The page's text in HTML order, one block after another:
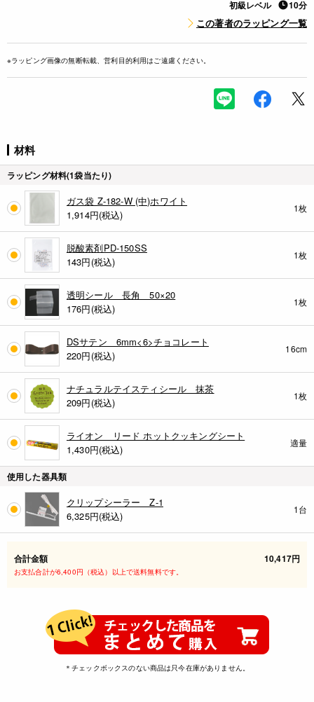
初級レベル 10分
この著者のラッピング一覧
※ラッピング画像の無断転載、営利目的利用はご遠慮ください。
材料
ラッピング材料(1袋当たり)
ガス袋 Z-182-W (中)ホワイト
1,914円(税込)
1枚
脱酸素剤PD-150SS
143円(税込)
1枚
透明シール 長角 50×20
176円(税込)
1枚
DSサテン 6mm<6>チョコレート
220円(税込)
16cm
ナチュラルテイスティシール 抹茶
209円(税込)
1枚
ライオン リード ホットクッキングシート
1,430円(税込)
適量
使用した器具類
クリップシーラー Z-1
6,325円(税込)
1台
合計金額 10,417円
お支払合計が6,400円（税込）以上で送料無料です。
＊チェックボックスのない商品は只今在庫がありません。